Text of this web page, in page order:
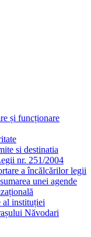
și funcționare
si destinatia
nr. 251/2004
a încălcărilor legii
unei agende
al instituției
Năvodari